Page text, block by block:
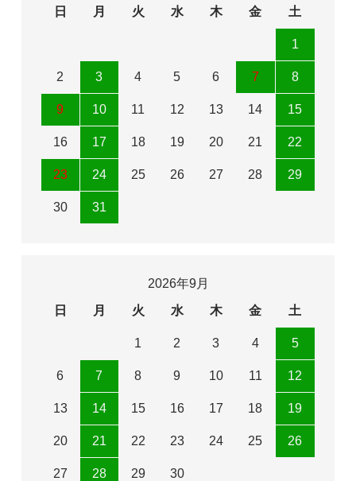
日
月 火 水 木 金 土
1
2 3 4 5 6 7 8
9 10 11 12 13 14 15
16 17 18 19 20 21 22
23 24 25 26 27 28 29
30 31
2026年9月
日
月 火 水 木 金 土
1 2 3 4 5
6 7 8 9 10 11 12
13 14 15 16 17 18 19
20 21 22 23 24 25 26
27 28 29 30